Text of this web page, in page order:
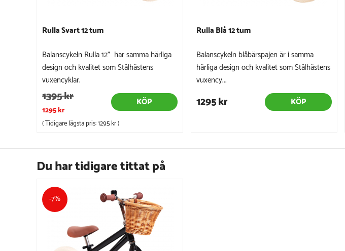
Rulla Svart 12 tum
Balanscykeln Rulla 12" har samma härliga
design och kvalitet som Stålhästens
vuxencyklar.
1395 kr
1295 kr
KÖP
( Tidigare lägsta pris:1295 kr)
Rulla Blå 12 tum
Balanscykeln blåbärspajen är i samma
härliga design och kvalitet som Stålhästens
vuxency...
1295 kr KÖP
Du har tidigare tittat på
-7%